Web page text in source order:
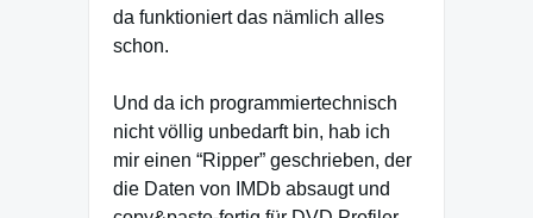
da funktioniert das nämlich alles
schon.
Und da ich programmiertechnisch
nicht völlig unbedarft bin, hab ich
mir einen “Ripper” geschrieben, der
die Daten von IMDb absaugt und